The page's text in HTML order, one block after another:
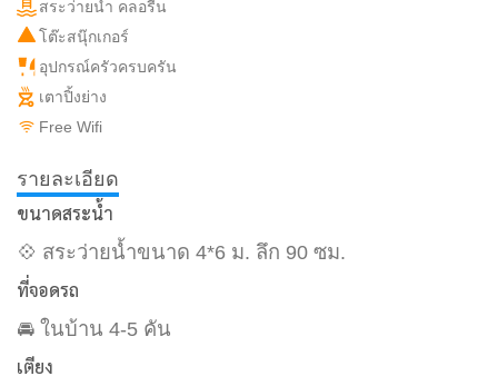
สระว่ายน้ำ คลอรีน
โต๊ะสนุ๊กเกอร์
อุปกรณ์ครัวครบครัน
เตาปิ้งย่าง
Free Wifi
รายละเอียด
ขนาดสระน้ำ
💠 สระว่ายน้ำขนาด 4*6 ม. ลึก 90 ซม.
ที่จอดรถ
🚘 ในบ้าน 4-5 คัน
เตียง